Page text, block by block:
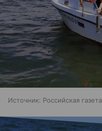
Источник: Российская газета